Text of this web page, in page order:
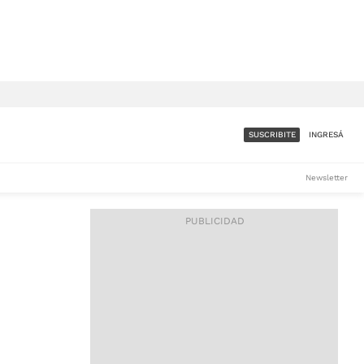
ACCESO FULL - $1.800/MES
SUSCRIBITE INGRESÁ
Newsletter